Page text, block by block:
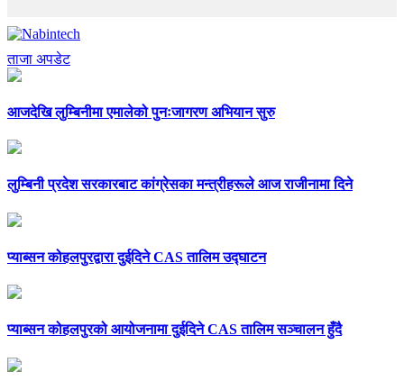
ताजा अपडेट
आजदेखि लुम्बिनीमा एमालेको पुनःजागरण अभियान सुरु
लुम्बिनी प्रदेश सरकारबाट कांग्रेसका मन्त्रीहरूले आज राजीनामा दिने
प्याब्सन कोहलपुरद्वारा दुईदिने CAS तालिम उद्घाटन
प्याब्सन कोहलपुरको आयोजनामा दुईदिने CAS तालिम सञ्चालन हुँदै